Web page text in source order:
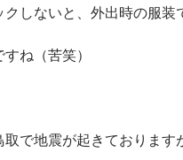
しないと、外出時の服装
ね（苦笑）
で地震が起きております